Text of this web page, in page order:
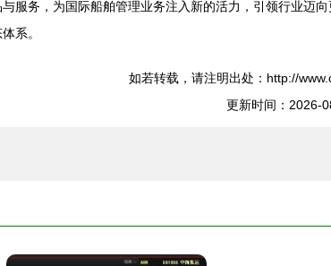
服务，为国际船舶管理业务注入新的活力，引领行业迈
系。
如若转载，请注明出处：http://
更新时间：2026-